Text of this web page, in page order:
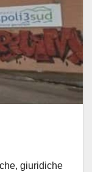
giuridiche